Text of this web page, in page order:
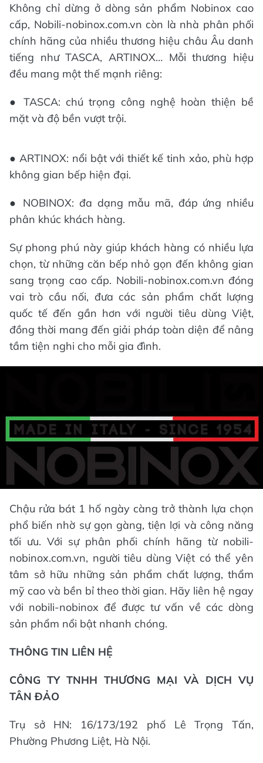
Không chỉ dừng ở dòng sản phẩm Nobinox cao
cấp, Nobili-nobinox.com.vn còn là nhà phân phối
chính hãng của nhiều thương hiệu châu Âu danh
tiếng như TASCA, ARTINOX… Mỗi thương hiệu
đều mang một thế mạnh riêng:
● TASCA: chú trọng công nghệ hoàn thiện bề
mặt và độ bền vượt trội.
● ARTINOX: nổi bật với thiết kế tinh xảo, phù hợp
không gian bếp hiện đại.
● NOBINOX: đa dạng mẫu mã, đáp ứng nhiều
phân khúc khách hàng.
Sự phong phú này giúp khách hàng có nhiều lựa
chọn, từ những căn bếp nhỏ gọn đến không gian
sang trọng cao cấp. Nobili-nobinox.com.vn đóng
vai trò cầu nối, đưa các sản phẩm chất lượng
quốc tế đến gần hơn với người tiêu dùng Việt,
đồng thời mang đến giải pháp toàn diện để nâng
tầm tiện nghi cho mỗi gia đình.
Chậu rửa bát 1 hố ngày càng trở thành lựa chọn
phổ biến nhờ sự gọn gàng, tiện lợi và công năng
tối ưu. Với sự phân phối chính hãng từ nobili-
nobinox.com.vn, người tiêu dùng Việt có thể yên
tâm sở hữu những sản phẩm chất lượng, thẩm
mỹ cao và bền bỉ theo thời gian. Hãy liên hệ ngay
với nobili-nobinox để được tư vấn về các dòng
sản phẩm nổi bật nhanh chóng.
THÔNG TIN LIÊN HỆ
CÔNG TY TNHH THƯƠNG MẠI VÀ DỊCH VỤ
TÂN ĐẢO
Trụ sở HN: 16/173/192 phố Lê Trọng Tấn,
Phường Phương Liệt, Hà Nội.